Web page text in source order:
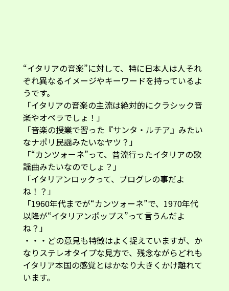
“イタリアの音楽”に対して、特に日本人は人それ
ぞれ異なるイメージやキーワードを持っているよ
うです。
「イタリアの音楽の主流は絶対的にクラシック音
楽やオペラでしょ！」
「音楽の授業で習った『サンタ・ルチア』みたい
なナポリ民謡みたいなヤツ？」
「“カンツォーネ”って、昔流行ったイタリアの歌
謡曲みたいなのでしょ？」
「イタリアンロックって、プログレの事だよ
ね！？」
「1960年代までが“カンツォーネ”で、1970年代
以降が“イタリアンポップス”って言うんだよ
ね？」
・・・どの意見も特徴はよく捉えていますが、か
なりステレオタイプな見方で、残念ながらどれも
イタリア本国の感覚とはかなり大きくかけ離れて
います。